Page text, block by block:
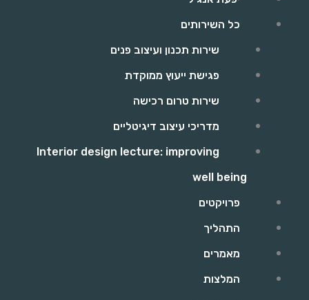
כל השירותים
שירות תכנון ועיצוב פנים
פגישת ייעוץ ממוקדת
שירות טרום רכישה
מדריכי עיצוב דיגיטליים
Interior design lecture: improving
well being
פרויקטים
התהליך
מאמרים
המלצות